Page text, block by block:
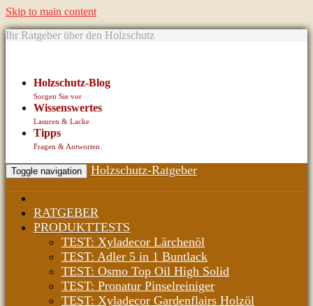
Skip to main content
Ihr Ratgeber über den Holzschutz
Holzschutz-Blog
Sorgen Sie vor
Wissenswertes
Lasuren & Lacke
Tipps
Fragen & Antworten.
Toggle navigation Holzschutz-Ratgeber
RATGEBER
PRODUKTTESTS
TEST: Xyladecor Lärchenöl
TEST: Adler 5 in 1 Buntlack
TEST: Osmo Top Oil High Solid
TEST: Pronatur Pinselreiniger
TEST: Xyladecor Gardenflairs Holzöl